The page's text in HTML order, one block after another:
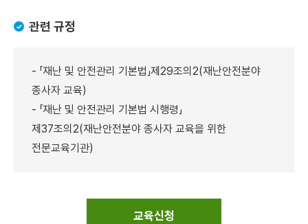
관련 규정
- 「재난 및 안전관리 기본법」제29조의2(재난안전분야
종사자 교육)
- 「재난 및 안전관리 기본법 시행령」
제37조의2(재난안전분야 종사자 교육을 위한
전문교육기관)
교육신청